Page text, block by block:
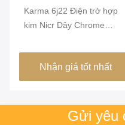
Karma 6j22 Điện trở hợp
kim Nicr Dây Chrome
Nhận giá tốt nhất
Gửi yêu